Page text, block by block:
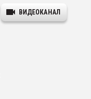
ВИДЕОКАНАЛ